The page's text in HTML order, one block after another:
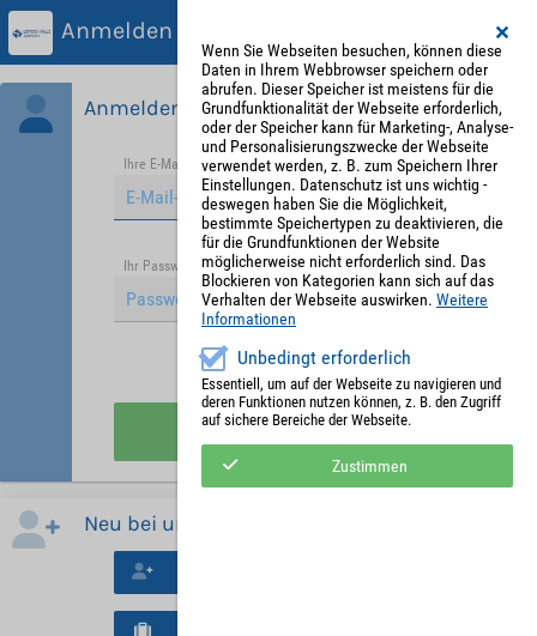
Anmelden
Anmelden
Ihre E-Mail-Adresse *
Passwort vergessen?
Ihr Passwort *
Angemeldet bleiben
Anmelden
Neu bei uns?
Wenn Sie Webseiten besuchen, können diese
Daten in Ihrem Webbrowser speichern oder
abrufen. Dieser Speicher ist meistens für die
Grundfunktionalität der Webseite erforderlich,
oder der Speicher kann für Marketing-, Analyse-
und Personalisierungszwecke der Webseite
verwendet werden, z. B. zum Speichern Ihrer
Einstellungen. Datenschutz ist uns wichtig -
deswegen haben Sie die Möglichkeit,
bestimmte Speichertypen zu deaktivieren, die
für die Grundfunktionen der Website
möglicherweise nicht erforderlich sind. Das
Blockieren von Kategorien kann sich auf das
Verhalten der Webseite auswirken. Weitere
Informationen
Unbedingt erforderlich
Essentiell, um auf der Webseite zu navigieren und
deren Funktionen nutzen können, z. B. den Zugriff
auf sichere Bereiche der Webseite.
Zustimmen